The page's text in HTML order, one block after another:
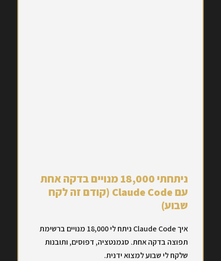
ניתחתי 18,000 מנויים בדקה אחת
עם Claude Code (קודם זה לקח
שבוע)
איך Claude Code ניתח לי 18,000 מנויים ברשימת
תפוצה בדקה אחת. סגמנטציה, דפוסים, ותובנות
שלקח לי שבוע למצוא ידנית.